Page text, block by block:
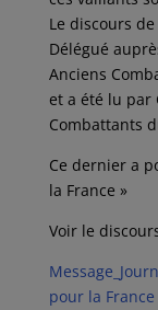
Le discours
Délégué
Anciens
et a été lu par
Combattants
Ce dernier a
la France »
Voir le
pour la